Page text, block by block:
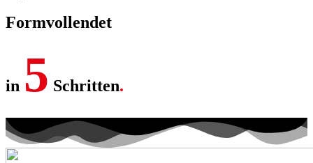
Form­voll­endet
in 5 Schrit­ten.